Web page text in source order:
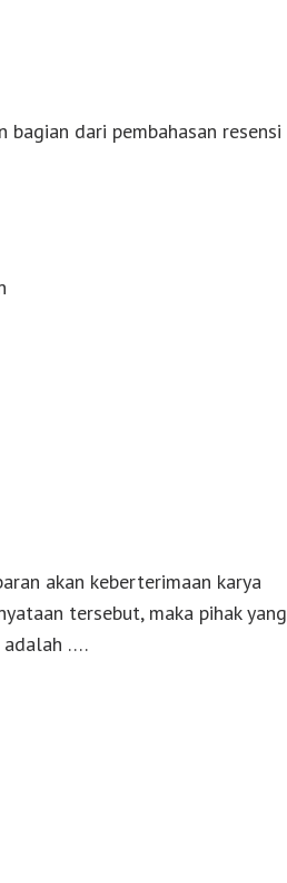
bagian dari pembahasan resensi
akan keberterimaan karya
tersebut, maka pihak yang
adalah ….